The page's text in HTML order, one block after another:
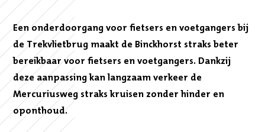
Een onderdoorgang voor fietsers en voetgangers bij
de Trekvlietbrug maakt de Binckhorst straks beter
bereikbaar voor fietsers en voetgangers. Dankzij
deze aanpassing kan langzaam verkeer de
Mercuriusweg straks kruisen zonder hinder en
oponthoud.